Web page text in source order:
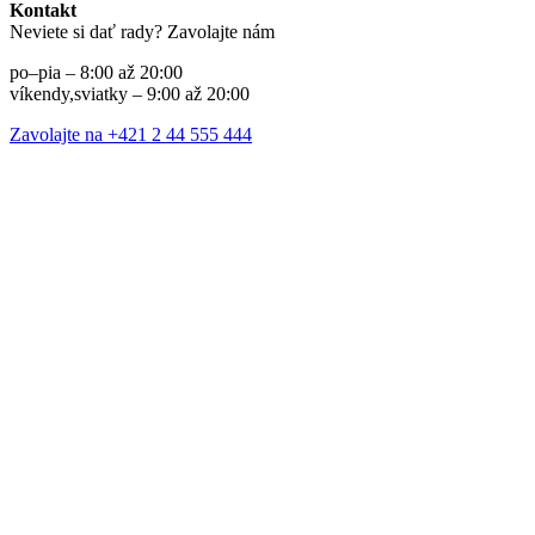
Kontakt
Neviete si dať rady? Zavolajte nám
po–pia – 8:00 až 20:00
víkendy,sviatky – 9:00 až 20:00
Zavolajte na +421 2 44 555 444